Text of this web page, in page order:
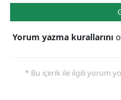
Yorum yazma kurallarını
* Bu içerik ile ilgili yorum